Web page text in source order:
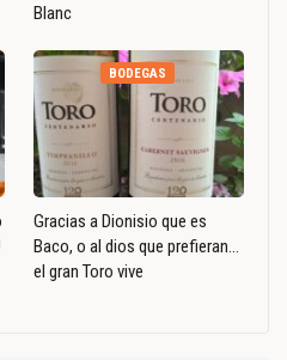
Blanc
BODEGAS
Gracias a Dionisio que es
Baco, o al dios que prefieran…
el gran Toro vive